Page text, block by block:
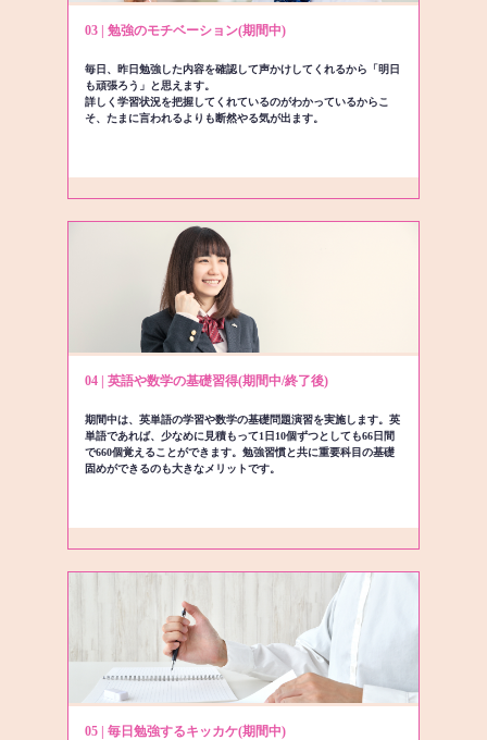
03 | 勉強のモチベーション(期間中)
毎日、昨日勉強した内容を確認して声かけしてくれるから「明日
も頑張ろう」と思えます。
詳しく学習状況を把握してくれているのがわかっているからこ
そ、たまに言われるよりも断然やる気が出ます。
04 | 英語や数学の基礎習得(期間中/終了後)
期間中は、英単語の学習や数学の基礎問題演習を実施します。英
単語であれば、少なめに見積もって1日10個ずつとしても66日間
で660個覚えることができます。勉強習慣と共に重要科目の基礎
固めができるのも大きなメリットです。
05 | 毎日勉強するキッカケ(期間中)